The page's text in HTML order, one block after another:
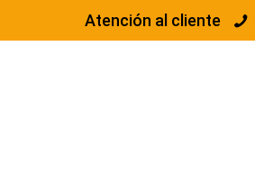
Atención al cliente